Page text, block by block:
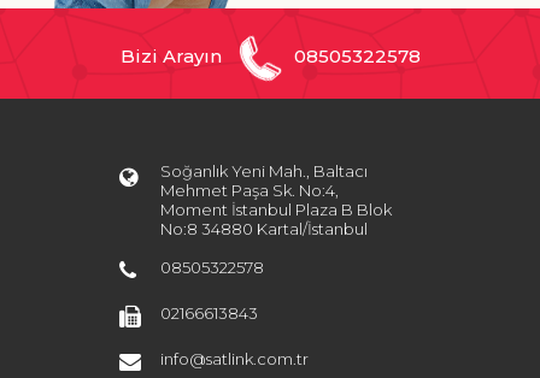
Bizi Arayın 08505322578
Soğanlık Yeni Mah., Baltacı
Mehmet Paşa Sk. No:4,
Moment İstanbul Plaza B Blok
No:8 34880 Kartal/İstanbul
08505322578
02166613843
info@satlink.com.tr